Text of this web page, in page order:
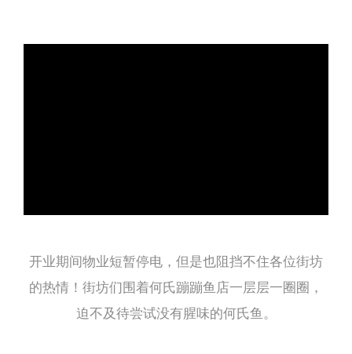
开业期间物业短暂停电，但是也阻挡不住各位街坊
的热情！街坊们围着何氏蹦蹦鱼店一层层一圈圈，
迫不及待尝试没有腥味的何氏鱼。